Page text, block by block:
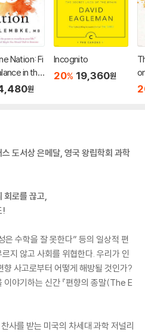
Nation: Fi
in the
원
Incognito
20% 19,360원
도서상 은메달, 영국 왕립학회 과학
회로를 끊고,
!
은 수학을 잘 못한다” 등의 일상적 편
지 않고 사회를 위협한다. 우리가 인
사고로부터 어떻게 해방될 것인가?
야기하는 신간 『편향의 종말(The E
사를 받는 미국의 차세대 과학 저널리